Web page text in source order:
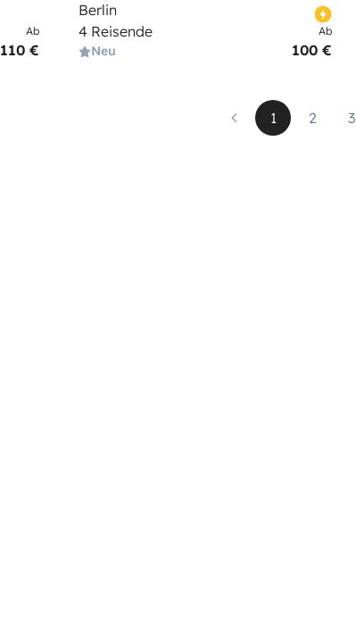
Ab
110 €
Berlin
4 Reisende
Neu
Ab
100 €
1 2 3